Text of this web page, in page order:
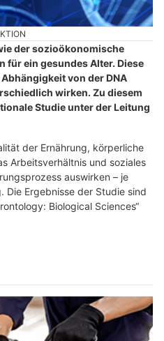
der sozioökonomische
für ein gesundes Alter. Diese
von der DNA
wirken. Zu diesem
Studie unter der Leitung
der Ernährung, körperliche
Arbeitsverhältnis und soziales
auswirken – je
Die Ergebnisse der Studie sind
Biological Sciences“